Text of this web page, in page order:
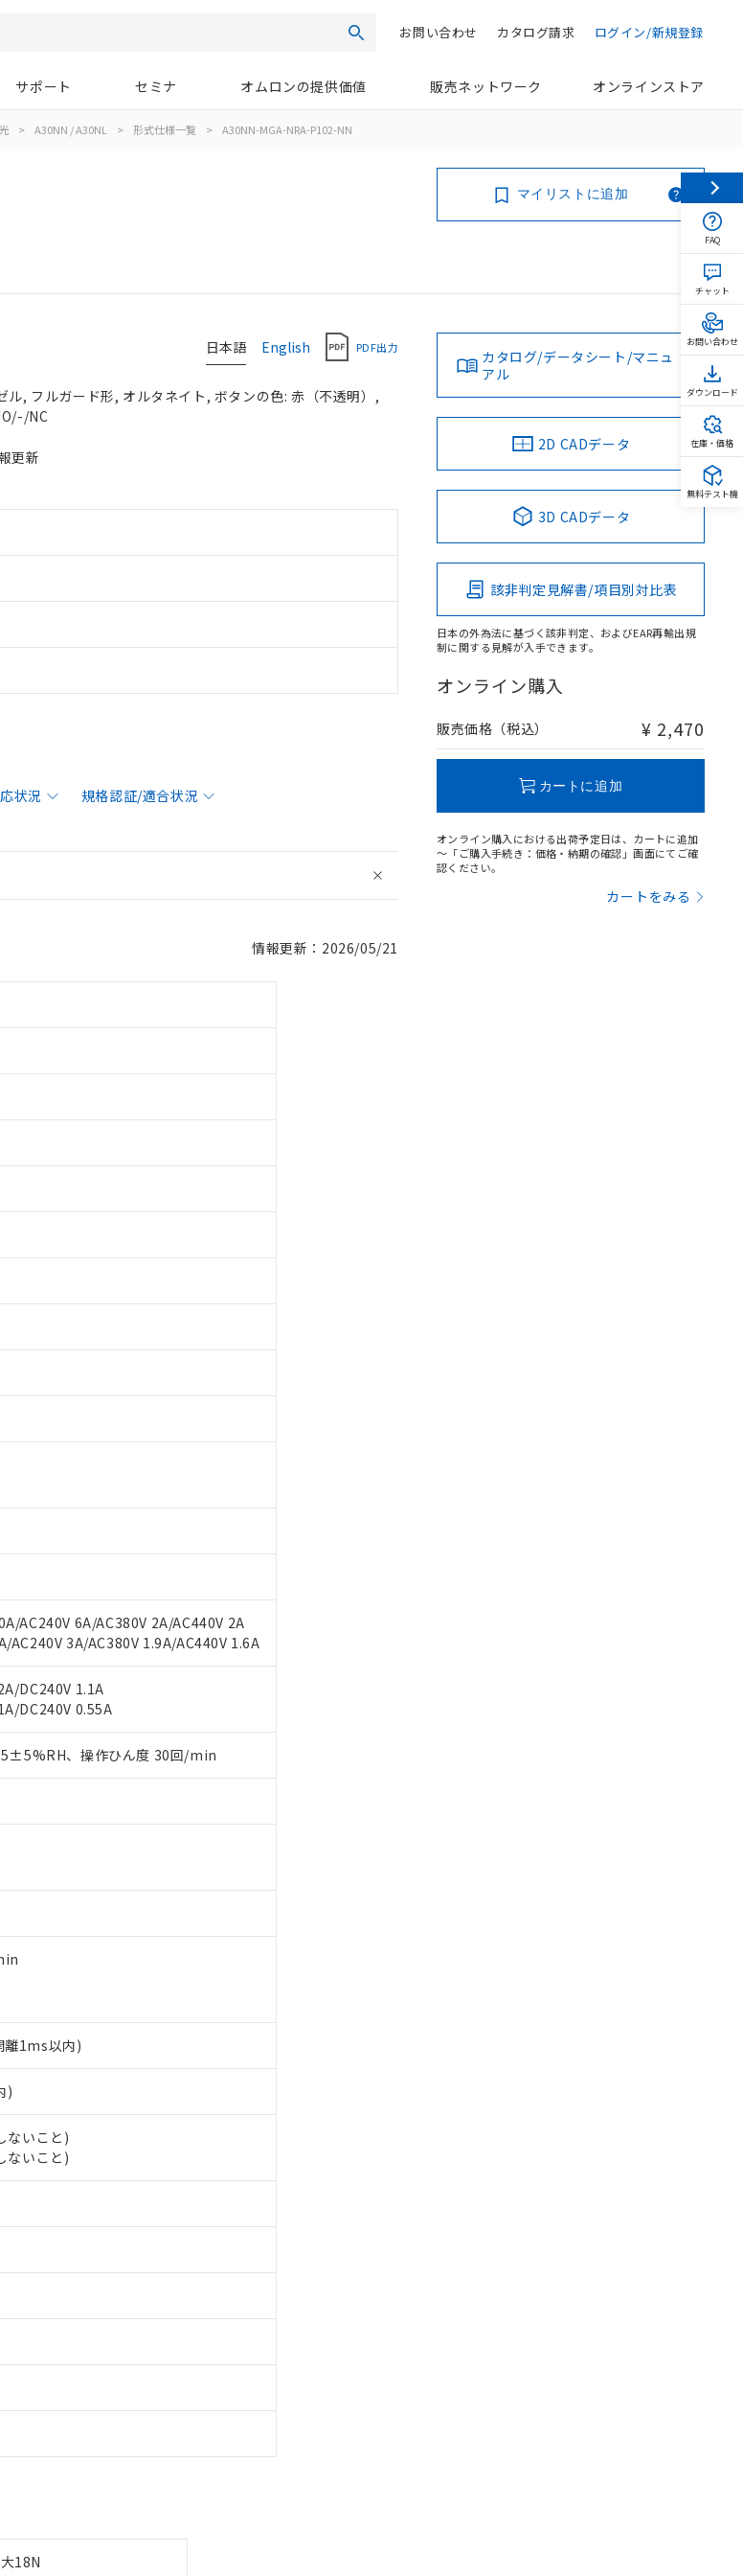
検索 ログイン/新規登録
カタログ請求
お問い合わせ
サポート セミナ オムロンの提供価値 販売ネットワーク オンラインストア
> A30NN / A30NL > 形式仕様一覧 > A30NN-MGA-NRA-P102-NN
マイリストに追加
日本語 English PDF出力
, フルガード形, オルタネイト, ボタンの色: 赤（不透明）,
NC
更新
状況 規格認証/適合状況
情報更新：2026/05/21
AC240V 6A/AC380V 2A/AC440V 2A
AC240V 3A/AC380V 1.9A/AC440V 1.6A
DC240V 1.1A
DC240V 0.55A
、操作ひん度 30回/min
離1ms以内)
)
ないこと)
ないこと)
18N
カタログ/データシート/マニュ
アル
2D CADデータ
3D CADデータ
該非判定見解書/項目別対比表
日本の外為法に基づく該非判定、およびEAR再輸出規
制に関する見解が入手できます。
オンライン購入
販売価格（税込） ¥ 2,470
カートに追加
オンライン購入における出荷予定日は、カートに追加
～「ご購入手続き：価格・納期の確認」画面にてご確
認ください。
カートをみる
えご利用ください。
扱商品の当社在庫状況および標準価格(税抜)を提供させていただ
、本サービスの対象外となる商品もあることをご了承ください。
、記載している更新日時点での社内データに基づき作成されるも
客様のお取引先、またはお客様担当のオムロン制御機器販売店・
の事前の承諾なく第三者に漏洩または開示しないようお願いしま
ービス）をご利用いただくには、I-Webメンバーズにご登録され
お客様との取引・商談に必要な範囲で利用することをご了承くだ
情報の共同利用に関して"
含有に対応した製品に切り替える予定のある商品です。
の非含有に非対応の商品で、対応品を出す予定はありません。
の非含有の対応状況を調査中または確認中の商品です。
有害物質有無と関係のない商品です。
カドミウム(Cd) 100ppm以下、
ニル類(PBB) 1000ppm以下、ポリ臭化ジフェニルエーテル類(PBDE) 1000ppm以下、
1000ppm以下、フタル酸ブチルベンジル（BBP） 1000ppm以下、フタル酸ジブチ
(DIBP) 1000ppm以下
する適用除外項目は除く。
る意図的な使用がないことを確認しています。
定月が前後することがあります。
ことができます。
４物質の対応では、対応完了までの期間は出荷製品に未対応品が
しておりました。
していることから、特段のことがない限り、2022年1月12日よ
の基準値以下であることを示します。
の基準値を超えていることを示します。
問い合わせください。
ミウム) : 100ppm、
物質が外部に漏えいし、環境に深刻な影響を及ぼさない年数を意
問い合わせください。
場合は、日本国政府の輸出許可(または役務取引許可)を取得する
完全に破砕するなど、違法に輸出されないよう必要な手段を講じ
ル、化学兵器、生物兵器またはその他武器並びにこれらの製造装
する場合は、上記1、2および3の内容を当該第三者に通知します。
する キャンセル
いては、お客様のお取引先、またはお客様担当のオムロン制御
の情報を公開していない機種
FAQ
チャット
お問い合わせ
ダウンロード
在庫・価格
無料テスト機